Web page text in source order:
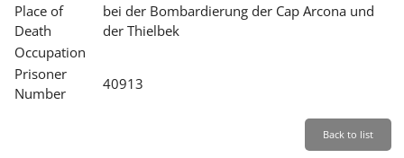
Leichte Sprache Back
Deutsch
Gebärdensprache
Place of
Death
bei der Bombardierung der Cap Arcona und
der Thielbek
Occupation
Prisoner
Number
40913
Back to list